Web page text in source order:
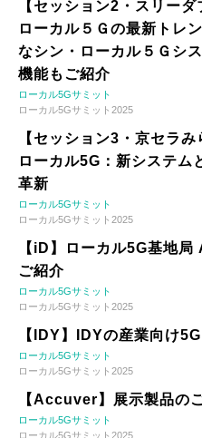
【セッション2・スリー
ローカル５Ｇの最新トレ
なシン・ローカル５Ｇシ
機能もご紹介
ローカル5Gサミット
ローカル5Gサミット2025
【セッション3・京セラ
ローカル5G：新システム
革新
ローカル5Gサミット
ローカル5Gサミット2025
【iD】ローカル5G基地
ご紹介
ローカル5Gサミット
ローカル5Gサミット2025
【IDY】IDYの産業向け
ローカル5Gサミット
ローカル5Gサミット2025
【Accuver】展示製品の
ローカル5Gサミット
ローカル5Gサミット2025